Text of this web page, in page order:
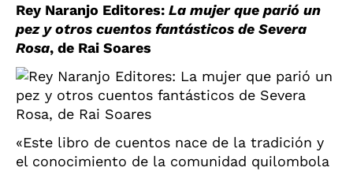
Rey Naranjo Editores: La mujer que parió un
pez y otros cuentos fantásticos de Severa
Rosa, de Rai Soares
«Este libro de cuentos nace de la tradición y
el conocimiento de la comunidad quilombola